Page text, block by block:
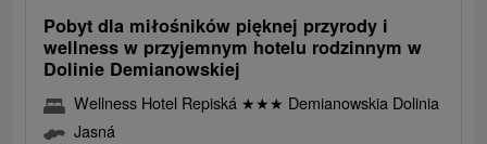
Pobyt dla miłośników pięknej przyrody i
wellness w przyjemnym hotelu rodzinnym w
Dolinie Demianowskiej
Wellness Hotel Repiská ★★★ Demianowskia Dolinia
Jasná